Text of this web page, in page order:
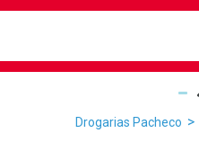
Drogarias Pacheco